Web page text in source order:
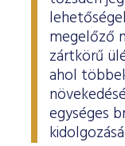
megelőző
zártkörű
ahol
egységes